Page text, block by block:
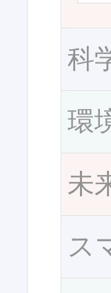
科
環
未
ス